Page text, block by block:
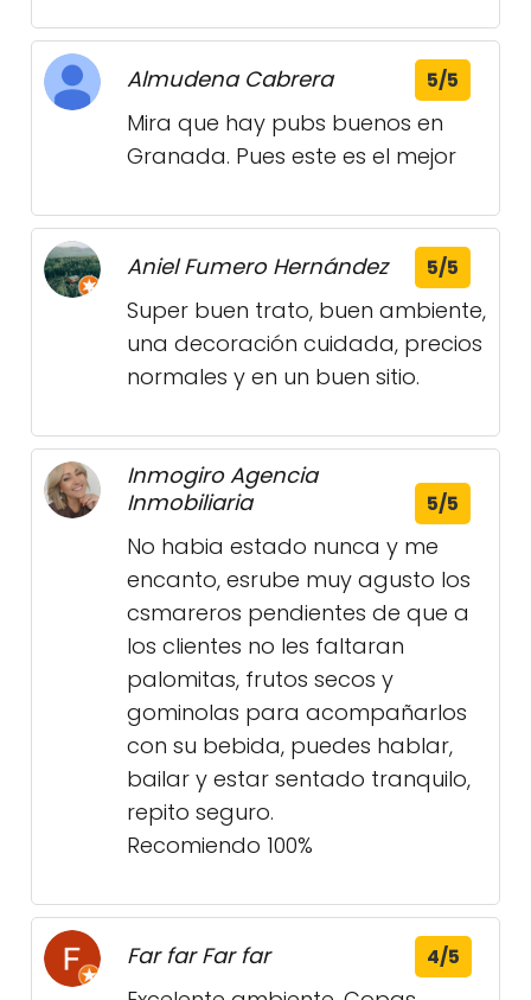
Almudena Cabrera 5/5
Mira que hay pubs buenos en
Granada. Pues este es el mejor
Aniel Fumero Hernández 5/5
Super buen trato, buen ambiente,
una decoración cuidada, precios
normales y en un buen sitio.
Inmogiro Agencia
Inmobiliaria
5/5
No habia estado nunca y me
encanto, esrube muy agusto los
csmareros pendientes de que a
los clientes no les faltaran
palomitas, frutos secos y
gominolas para acompañarlos
con su bebida, puedes hablar,
bailar y estar sentado tranquilo,
repito seguro.
Recomiendo 100%
Far far Far far 4/5